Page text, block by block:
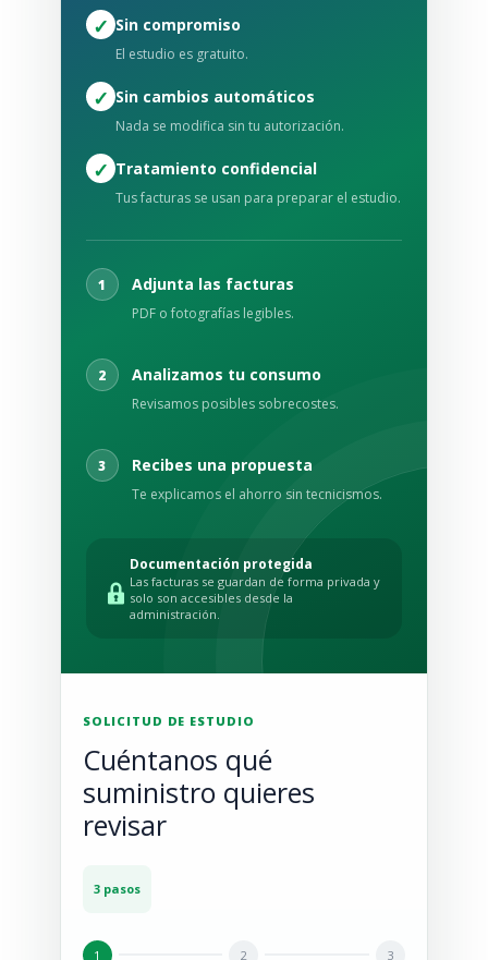
✓ Sin compromiso
El estudio es gratuito.
✓ Sin cambios automáticos
Nada se modifica sin tu autorización.
✓ Tratamiento confidencial
Tus facturas se usan para preparar el estudio.
1 Adjunta las facturas
PDF o fotografías legibles.
2 Analizamos tu consumo
Revisamos posibles sobrecostes.
3 Recibes una propuesta
Te explicamos el ahorro sin tecnicismos.
Documentación protegida
Las facturas se guardan de forma privada y
solo son accesibles desde la
administración.
SOLICITUD DE ESTUDIO
Cuéntanos qué
suministro quieres
revisar
3 pasos
1 2 3